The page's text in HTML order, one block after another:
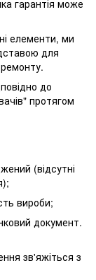
гарантія може
елементи, ми
для
до
протягом
(відсутні
вироби;
документ.
зв'яжіться з